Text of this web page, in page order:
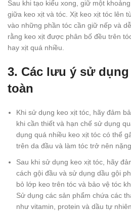
Sau khi tạo kiểu xong, giữ một
giữa keo xịt và tóc. Xịt keo xịt tóc lên
vào những phần tóc cần giữ nếp và
rằng keo xịt được phân bố đều trên
hay xịt quá nhiều.
3. Các lưu ý sử
toàn
Khi sử dụng keo xịt tóc, hãy đảm
khi cần thiết và hạn chế sử dụng
dụng quá nhiều keo xịt tóc có thể
trên da đầu và làm tóc trở nên
Sau khi sử dụng keo xịt tóc, hãy
cách gội đầu và sử dụng dầu gội
bỏ lớp keo trên tóc và bảo vệ tóc
Sử dụng các sản phẩm chứa các
như vitamin, protein và dầu tự